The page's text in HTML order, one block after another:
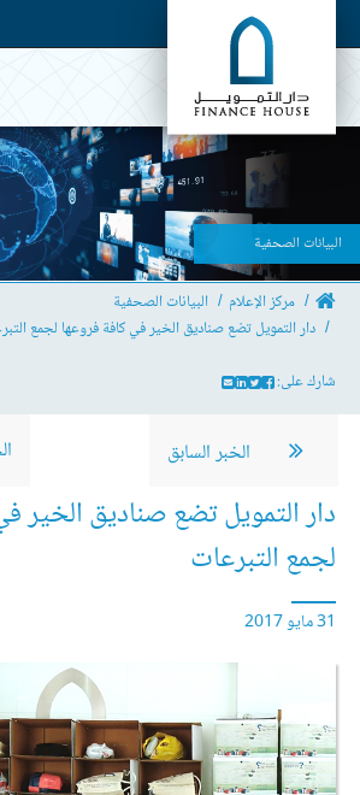
البيانات الصحفية
مركز الإعلام
البيانات الصحفية
دار التمويل تضع صناديق الخير في كافة فروعها لجمع
شارك على:
الخبر السابق
دار التمويل تضع صناديق الخير
لجمع التبرعات
31 مايو 2017